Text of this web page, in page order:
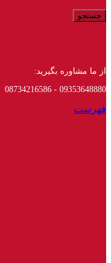
جستجو
از ما مشاوره بگیرید:
09353648880 - 08734216586
فهرست